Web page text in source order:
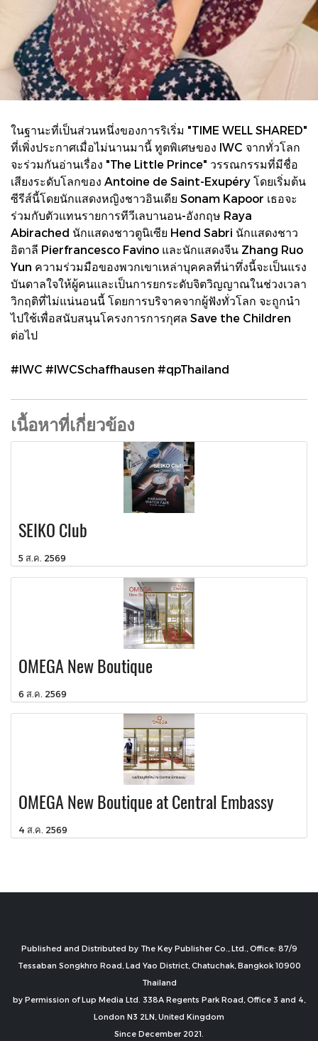
ในฐานะที่เป็นส่วนหนึ่งของการริเริ่ม "TIME WELL SHARED"
ที่เพิ่งประกาศเมื่อไม่นานมานี้ ทูตพิเศษของ IWC จากทั่วโลก
จะร่วมกันอ่านเรื่อง "The Little Prince" วรรณกรรมที่มีชื่อ
เสียงระดับโลกของ Antoine de Saint-Exupéry โดยเริ่มต้น
ซีรีส์นี้โดยนักแสดงหญิงชาวอินเดีย Sonam Kapoor เธอจะ
ร่วมกับตัวแทนรายการทีวีเลบานอน-อังกฤษ Raya
Abirached นักแสดงชาวตูนิเซีย Hend Sabri นักแสดงชาว
อิตาลี Pierfrancesco Favino และนักแสดงจีน Zhang Ruo
Yun ความร่วมมือของพวกเขาเหล่าบุคคลที่น่าทึ่งนี้จะเป็นแรง
บันดาลใจให้ผู้คนและเป็นการยกระดับจิตวิญญาณในช่วงเวลา
วิกฤติที่ไม่แน่นอนนี้ โดยการบริจาคจากผู้ฟังทั่วโลก จะถูกนำ
ไปใช้เพื่อสนับสนุนโครงการการกุศล Save the Children
ต่อไป
#IWC #IWCSchaffhausen #qpThailand
เนื้อหาที่เกี่ยวข้อง
SEIKO Club
5 ส.ค. 2569
OMEGA New Boutique
6 ส.ค. 2569
OMEGA New Boutique at Central Embassy
4 ส.ค. 2569
Published and Distributed by The Key Publisher Co., Ltd., Office: 87/9
Tessaban Songkhro Road, Lad Yao District, Chatuchak, Bangkok 10900
Thailand
by Permission of Lup Media Ltd. 338A Regents Park Road, Office 3 and 4,
London N3 2LN, United Kingdom
Since December 2021.